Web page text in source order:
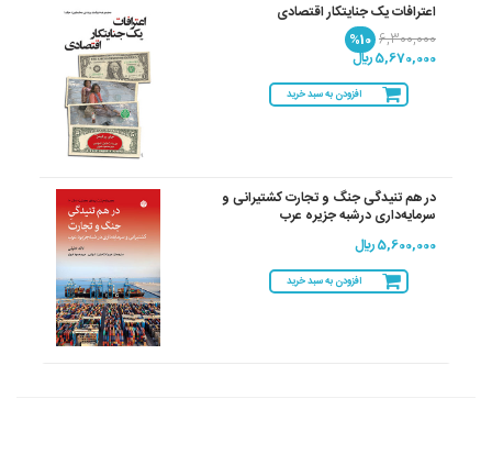
اعترافات یک جنایتکار اقتصادی
6,300,000
%10
5,670,000 ريال
افزودن به سبد خرید
در هم تنیدگی جنگ و تجارت کشتیرانی و
سرمایه‌داری درشبه جزیره عرب
5,600,000 ريال
افزودن به سبد خرید